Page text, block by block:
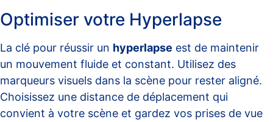
Optimiser votre Hyperlapse
La clé pour réussir un hyperlapse est de maintenir
un mouvement fluide et constant. Utilisez des
marqueurs visuels dans la scène pour rester aligné.
Choisissez une distance de déplacement qui
convient à votre scène et gardez vos prises de vue